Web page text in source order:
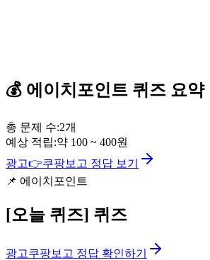
💰 에이치포인트 퀴즈 요약
총 문제 수:2개
예상 적립:약 100 ~ 400원
광고👉쿠팡보고 정답 보기
📌 에이치포인트
[오늘 퀴즈] 퀴즈
광고쿠팡보고 정답 확인하기